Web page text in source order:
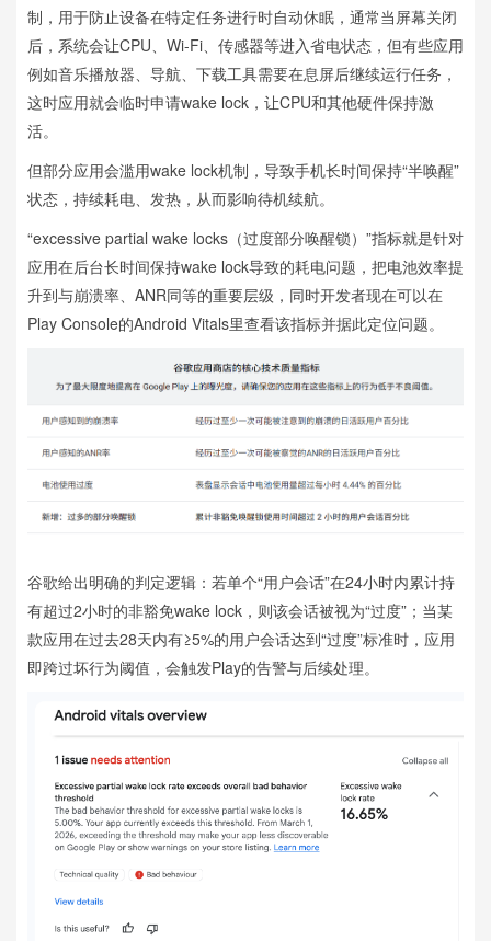
制，用于防止设备在特定任务进行时自动休眠，通常当屏幕关闭
后，系统会让CPU、Wi-Fi、传感器等进入省电状态，但有些应用
例如音乐播放器、导航、下载工具需要在息屏后继续运行任务，
这时应用就会临时申请wake lock，让CPU和其他硬件保持激
活。
但部分应用会滥用wake lock机制，导致手机长时间保持“半唤醒”
状态，持续耗电、发热，从而影响待机续航。
“excessive partial wake locks（过度部分唤醒锁）”指标就是针对
应用在后台长时间保持wake lock导致的耗电问题，把电池效率提
升到与崩溃率、ANR同等的重要层级，同时开发者现在可以在
Play Console的Android Vitals里查看该指标并据此定位问题。
谷歌给出明确的判定逻辑：若单个“用户会话”在24小时内累计持
有超过2小时的非豁免wake lock，则该会话被视为“过度”；当某
款应用在过去28天内有≥5%的用户会话达到“过度”标准时，应用
即跨过坏行为阈值，会触发Play的告警与后续处理。